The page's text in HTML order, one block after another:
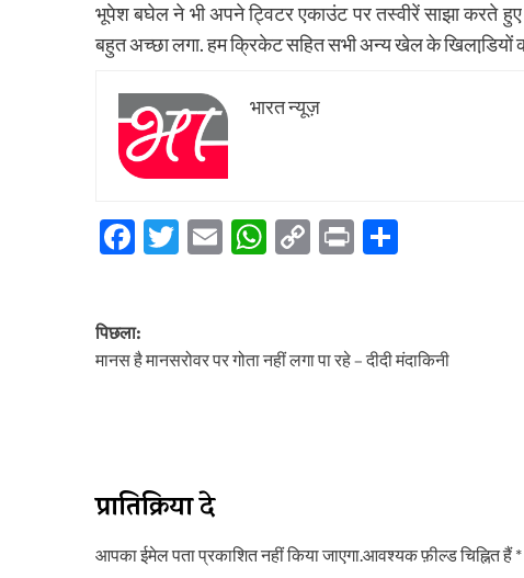
भूपेश बघेल ने भी अपने ट्विटर एकाउंट पर तस्वीरें साझा करते
बहुत अच्छा लगा. हम क्रिकेट सहित सभी अन्य खेल के खिलाडि़यों
भारत न्यूज़
Facebook
Twitter
EmailWhatsApp
Copy
Print
पोस्ट
नेविगेशन
पिछला:
मानस है मानसरोवर पर गोता नहीं लगा पा रहे – दीदी मंदाकिनी
प्रातिक्रिया दे
आपका ईमेल पता प्रकाशित नहीं किया जाएगा.आवश्यक फ़ील्ड चिह्नित हैं*